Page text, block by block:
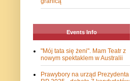
Events Info
"Mój tata się żeni". Mam Teatr z
nowym spektaklem w Australii
Prawybory na urząd Prezydenta